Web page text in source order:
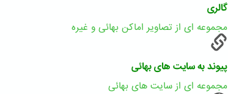
گالری
مجموعه ای از تصاویر اماکن بهائی و غیره
پیوند به سایت های بهائی
مجموعه ای از سایت های بهائی